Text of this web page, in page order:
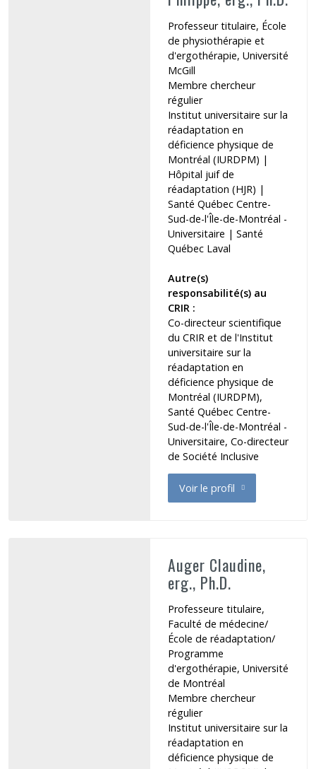
Professeur titulaire, École
de physiothérapie et
d'ergothérapie, Université
McGill
Membre chercheur
régulier
Institut universitaire sur la
réadaptation en
déficience physique de
Montréal (IURDPM) |
Hôpital juif de
réadaptation (HJR) |
Santé Québec Centre-
Sud-de-l'Île-de-Montréal -
Universitaire | Santé
Québec Laval
Autre(s)
responsabilité(s) au
CRIR :
Co-directeur scientifique
du CRIR et de l'Institut
universitaire sur la
réadaptation en
déficience physique de
Montréal (IURDPM),
Santé Québec Centre-
Sud-de-l'Île-de-Montréal -
Universitaire, Co-directeur
de Société Inclusive
Voir le profil
de Archambault Philippe
Auger Claudine,
erg., Ph.D.
Professeure titulaire,
Faculté de médecine/
École de réadaptation/
Programme
d'ergothérapie, Université
de Montréal
Membre chercheur
régulier
Institut universitaire sur la
réadaptation en
déficience physique de